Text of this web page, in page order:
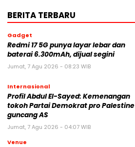
BERITA TERBARU
Gadget
Redmi 17 5G punya layar lebar dan
baterai 6.300mAh, dijual segini
Jumat, 7 Agu 2026 - 08:23 WIB
Internasional
Profil Abdul El-Sayed: Kemenangan
tokoh Partai Demokrat pro Palestine
guncang AS
Jumat, 7 Agu 2026 - 04:07 WIB
Venue